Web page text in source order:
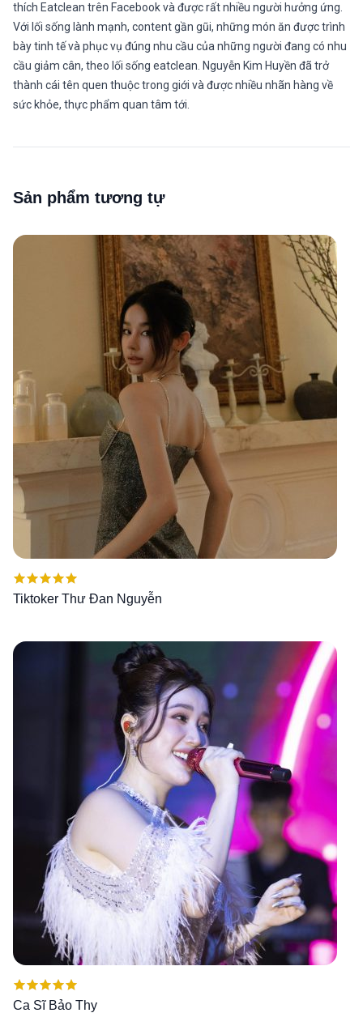
thích Eatclean trên Facebook và được rất nhiều người hưởng ứng.
Với lối sống lành mạnh, content gần gũi, những món ăn được trình
bày tinh tế và phục vụ đúng nhu cầu của những người đang có nhu
cầu giảm cân, theo lối sống eatclean. Nguyễn Kim Huyền đã trở
thành cái tên quen thuộc trong giới và được nhiều nhãn hàng về
sức khỏe, thực phẩm quan tâm tới.
Sản phẩm tương tự
Tiktoker Thư Đan Nguyễn
Được xếp
Ca Sĩ Bảo Thy
Được xếp